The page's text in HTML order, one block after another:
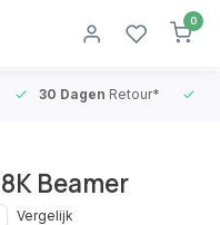
0
30 Dagen Retour*
Beamer
Vergelijk